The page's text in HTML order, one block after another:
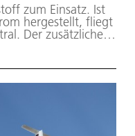
zum Einsatz. Ist
hergestellt, fliegt
Der zusätzliche